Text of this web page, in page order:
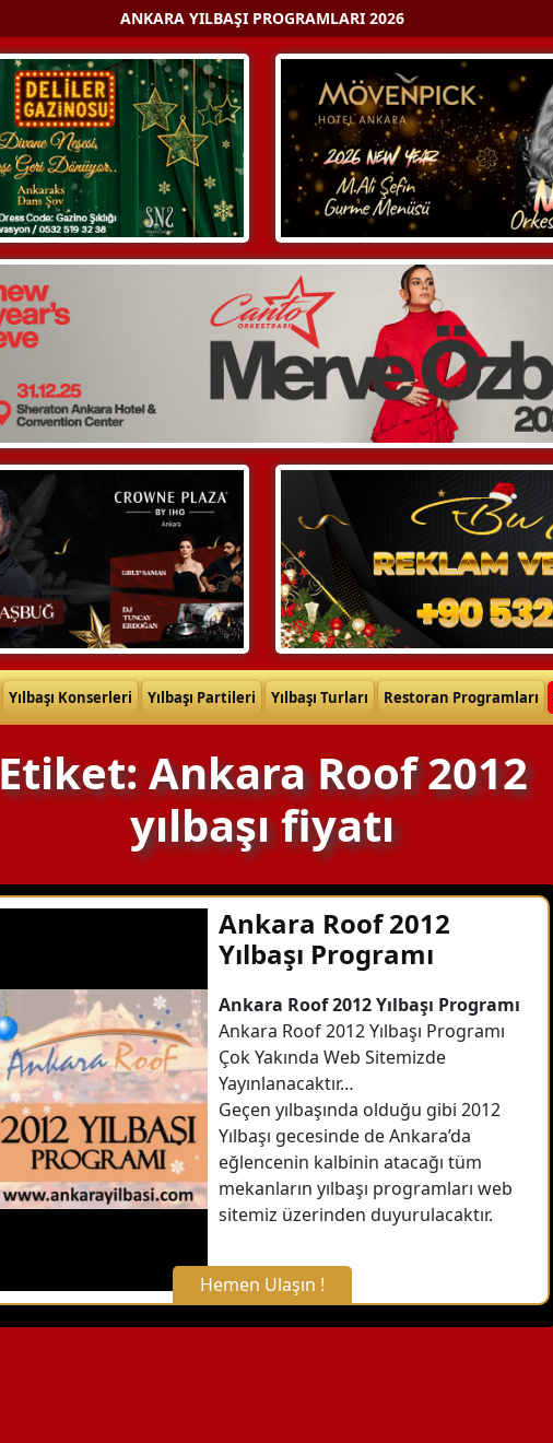
ANKARA YILBAŞI PROGRAMLARI 2026
Yılbaşı Konserleri Yılbaşı Partileri Yılbaşı Turları Restoran Programları
Etiket: Ankara Roof 2012
yılbaşı fiyatı
Ankara Roof 2012
Yılbaşı Programı
Ankara Roof 2012 Yılbaşı Programı
Ankara Roof 2012 Yılbaşı Programı
Çok Yakında Web Sitemizde
Yayınlanacaktır…
Geçen yılbaşında olduğu gibi 2012
Yılbaşı gecesinde de Ankara’da
eğlencenin kalbinin atacağı tüm
mekanların yılbaşı programları web
sitemiz üzerinden duyurulacaktır.
Hemen Ulaşın !
X Kapat